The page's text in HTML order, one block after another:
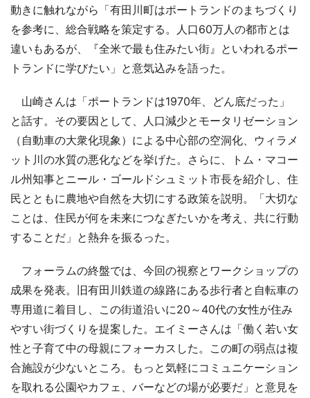
動きに触れながら「有田川町はポートランドのまちづくり
を参考に、総合戦略を策定する。人口60万人の都市とは
違いもあるが、『全米で最も住みたい街』といわれるポー
トランドに学びたい」と意気込みを語った。
山崎さんは「ポートランドは1970年、どん底だった」
と話す。その要因として、人口減少とモータリゼーション
（自動車の大衆化現象）による中心部の空洞化、ウィラメ
ット川の水質の悪化などを挙げた。さらに、トム・マコー
ル州知事とニール・ゴールドシュミット市長を紹介し、住
民とともに農地や自然を大切にする政策を説明。「大切な
ことは、住民が何を未来につなぎたいかを考え、共に行動
することだ」と熱弁を振るった。
フォーラムの終盤では、今回の視察とワークショップの
成果を発表。旧有田川鉄道の線路にある歩行者と自転車の
専用道に着目し、この街道沿いに20～40代の女性が住み
やすい街づくりを提案した。エイミーさんは「働く若い女
性と子育て中の母親にフォーカスした。この町の弱点は複
合施設が少ないところ。もっと気軽にコミュニケーション
を取れる公園やカフェ、バーなどの場が必要だ」と意見を